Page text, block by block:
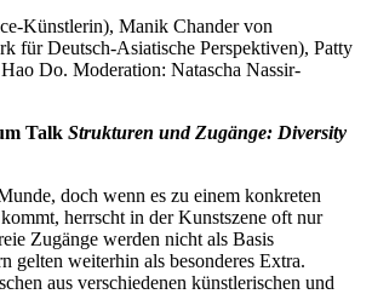
Künstlerin), Manik Chander von
für Deutsch-Asiatische Perspektiven), Patty
Do. Moderation: Natascha Nassir-
Talk Strukturen und Zugänge: Diversity
doch wenn es zu einem konkreten
herrscht in der Kunstszene oft nur
Zugänge werden nicht als Basis
gelten weiterhin als besonderes Extra.
aus verschiedenen künstlerischen und